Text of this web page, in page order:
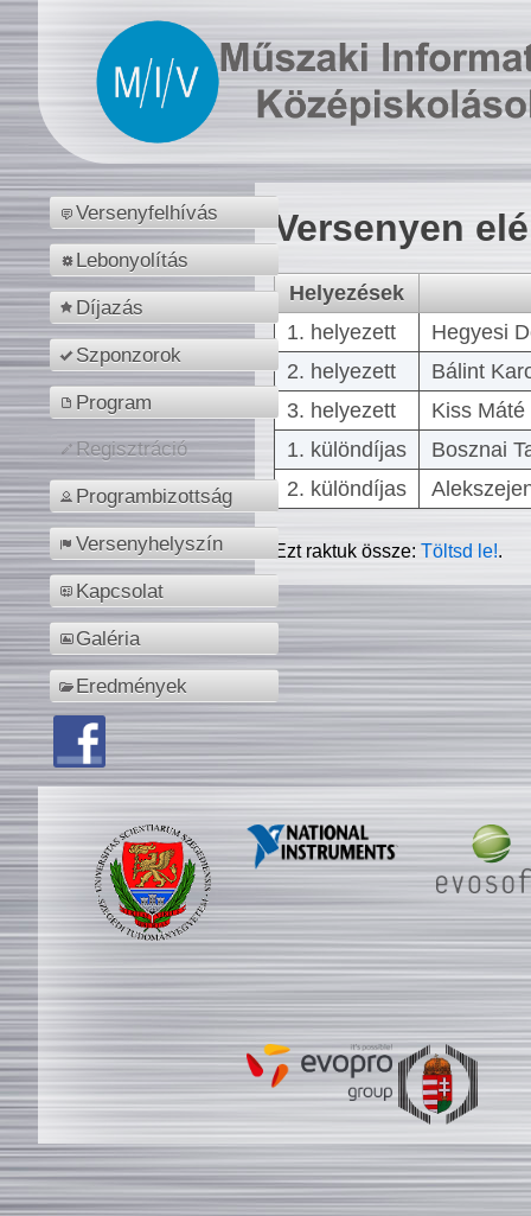
Versenyfelhívás
Lebonyolítás
Díjazás
Szponzorok
Program
Regisztráció
Programbizottság
Versenyhelyszín
Kapcsolat
Galéria
Eredmények
Versenyen
Helyezések
1. helyezett
Hegyesi
2. helyezett
Bálint
3. helyezett
Kiss
1. különdíjas
Bosznai
2. különdíjas
Ezt raktuk össze:Töltsd le!.